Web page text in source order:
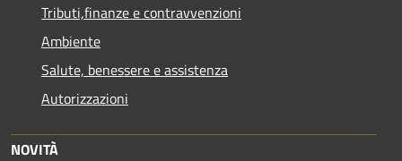
Tributi,finanze e contravvenzioni
Ambiente
Salute, benessere e assistenza
Autorizzazioni
NOVITÀ